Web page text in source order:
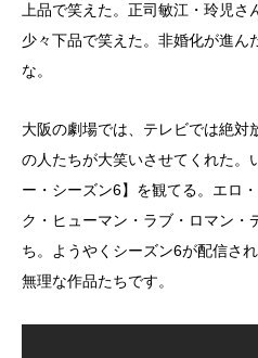
上品で笑えた。正司敏江・玲児さ
少々下品で笑えた。非婚化が進ん
な。
大阪の劇場では、テレビでは絶対
の人たちが大笑いさせてくれた。
ー・シーズン6】を観てる。エロ
ク・ヒューマン・ラブ・ロマン・
ち。ようやくシーズン6が配信さ
無理な作品たちです。